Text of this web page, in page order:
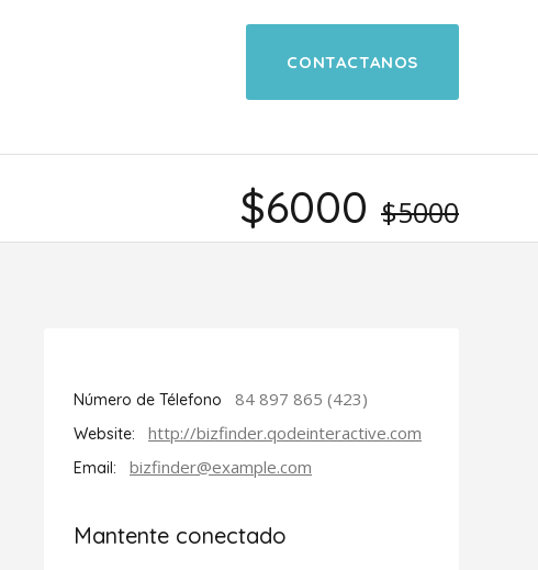
CONTACTANOS
$6000 $5000
Número de Télefono 84 897 865 (423)
Website: http://bizfinder.qodeinteractive.com
Email: bizfinder@example.com
Mantente conectado